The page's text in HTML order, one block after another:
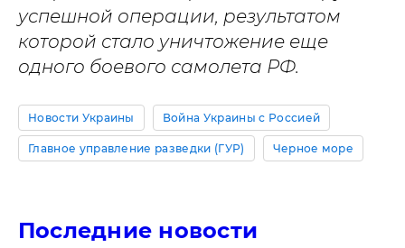
успешной операции, результатом
которой стало уничтожение еще
одного боевого самолета РФ.
Новости Украины Война Украины с Россией
Главное управление разведки (ГУР) Черное море
Последние новости